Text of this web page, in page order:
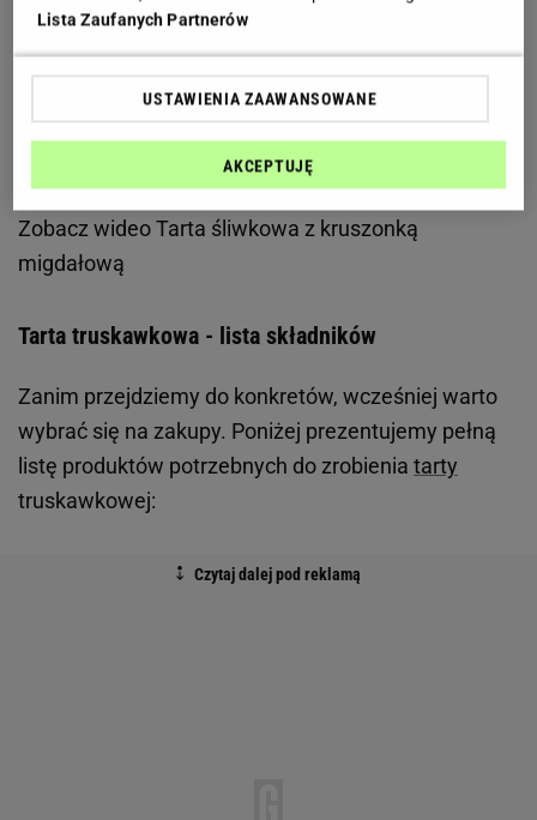
wypieków, idealnie współgra z każdym dodatkiem i
jest bardzo aksamitny, co znaczenie ułatwia
Tartęz truskawkami i mascarpone
przygotujesz szybko i na pewno się uda. Szczegóły
Zobacz wideoTarta śliwkowa z kruszonką
migdałową
Tarta truskawkowa - lista składników
Zanim przejdziemy do konkretów, wcześniej warto
wybrać się na zakupy. Poniżej prezentujemy pełną
listę produktów potrzebnych do zrobienia tarty
truskawkowej:
Lista Zaufanych Partnerów
USTAWIENIA ZAAWANSOWANE
AKCEPTUJĘ